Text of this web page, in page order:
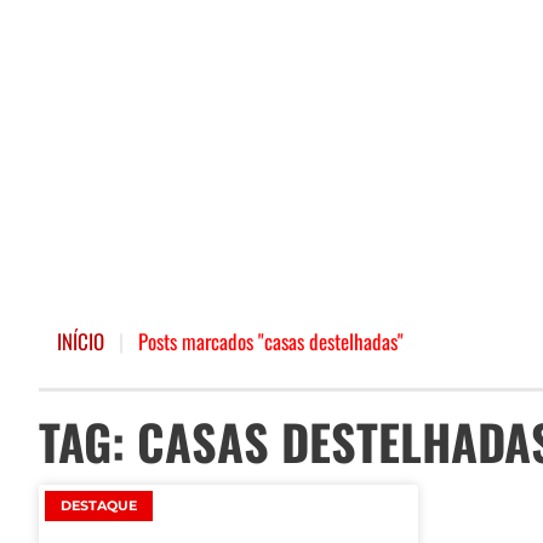
INÍCIO Posts marcados "casas destelhadas"
TAG: CASAS
DESTAQUE